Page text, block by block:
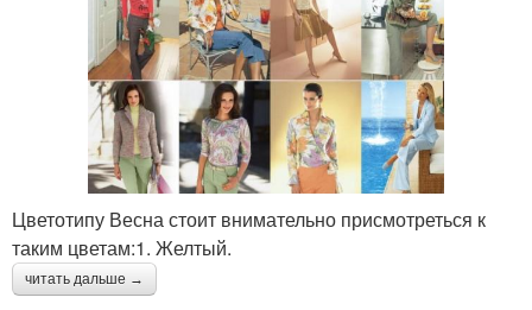
Цветотипу Весна стоит внимательно присмотреться к
таким цветам:1. Желтый.
читать дальше →